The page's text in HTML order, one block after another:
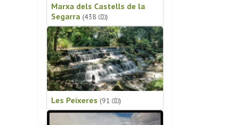
Marxa dels Castells de la
Segarra (438 )
Les Peixeres (91 )